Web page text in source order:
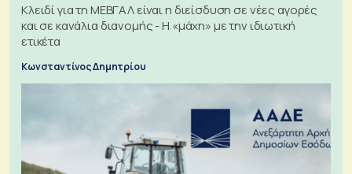
Κλειδί για τη ΜΕΒΓΑΛ είναι η διείσδυση σε νέες αγορές
και σε κανάλια διανομής - Η «μάχη» με την ιδιωτική
ετικέτα
Κωνσταντίνος Δημητρίου